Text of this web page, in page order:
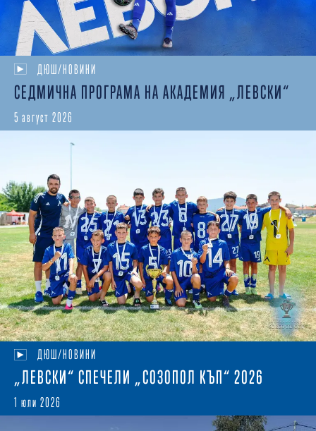
ДЮШ/НОВИНИ
СЕДМИЧНА ПРОГРАМА НА АКАДЕМИЯ „ЛЕВСКИ“
5 август 2026
ДЮШ/НОВИНИ
„ЛЕВСКИ“ СПЕЧЕЛИ „СОЗОПОЛ КЪП“ 2026
1 юли 2026